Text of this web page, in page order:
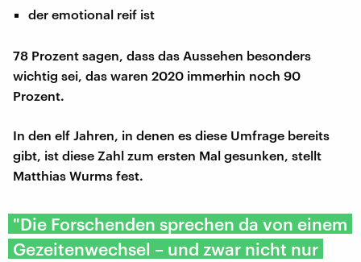
der emotional reif ist
78 Prozent sagen, dass das Aussehen besonders
wichtig sei, das waren 2020 immerhin noch 90
Prozent.
In den elf Jahren, in denen es diese Umfrage bereits
gibt, ist diese Zahl zum ersten Mal gesunken, stellt
Matthias Wurms fest.
"Die Forschenden sprechen da von einem
Gezeitenwechsel – und zwar nicht nur